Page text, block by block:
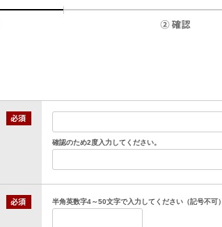
確認のため2度入力してください。
半角英数字4～50文字で入力してください（記号不可）